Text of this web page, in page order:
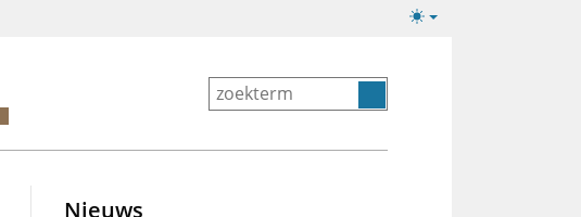
Lichte/donkere
Nieuws